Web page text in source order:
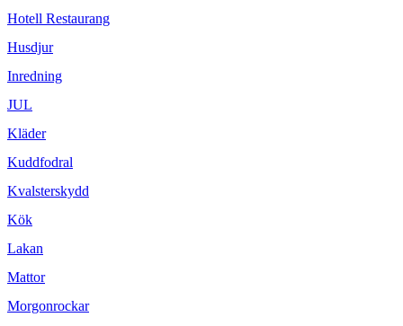
Hotell Restaurang
Husdjur
Inredning
JUL
Kläder
Kuddfodral
Kvalsterskydd
Kök
Lakan
Mattor
Morgonrockar